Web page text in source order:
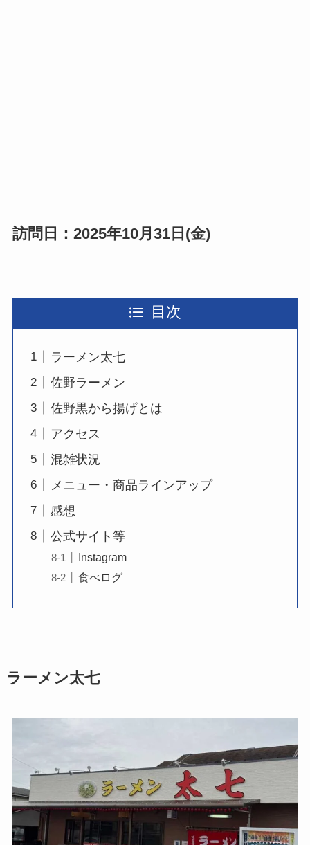
訪問日：2025年10月31日(金)
目次
ラーメン太七
佐野ラーメン
佐野黒から揚げとは
アクセス
混雑状況
メニュー・商品ラインアップ
感想
公式サイト等
Instagram
食べログ
ラーメン太七